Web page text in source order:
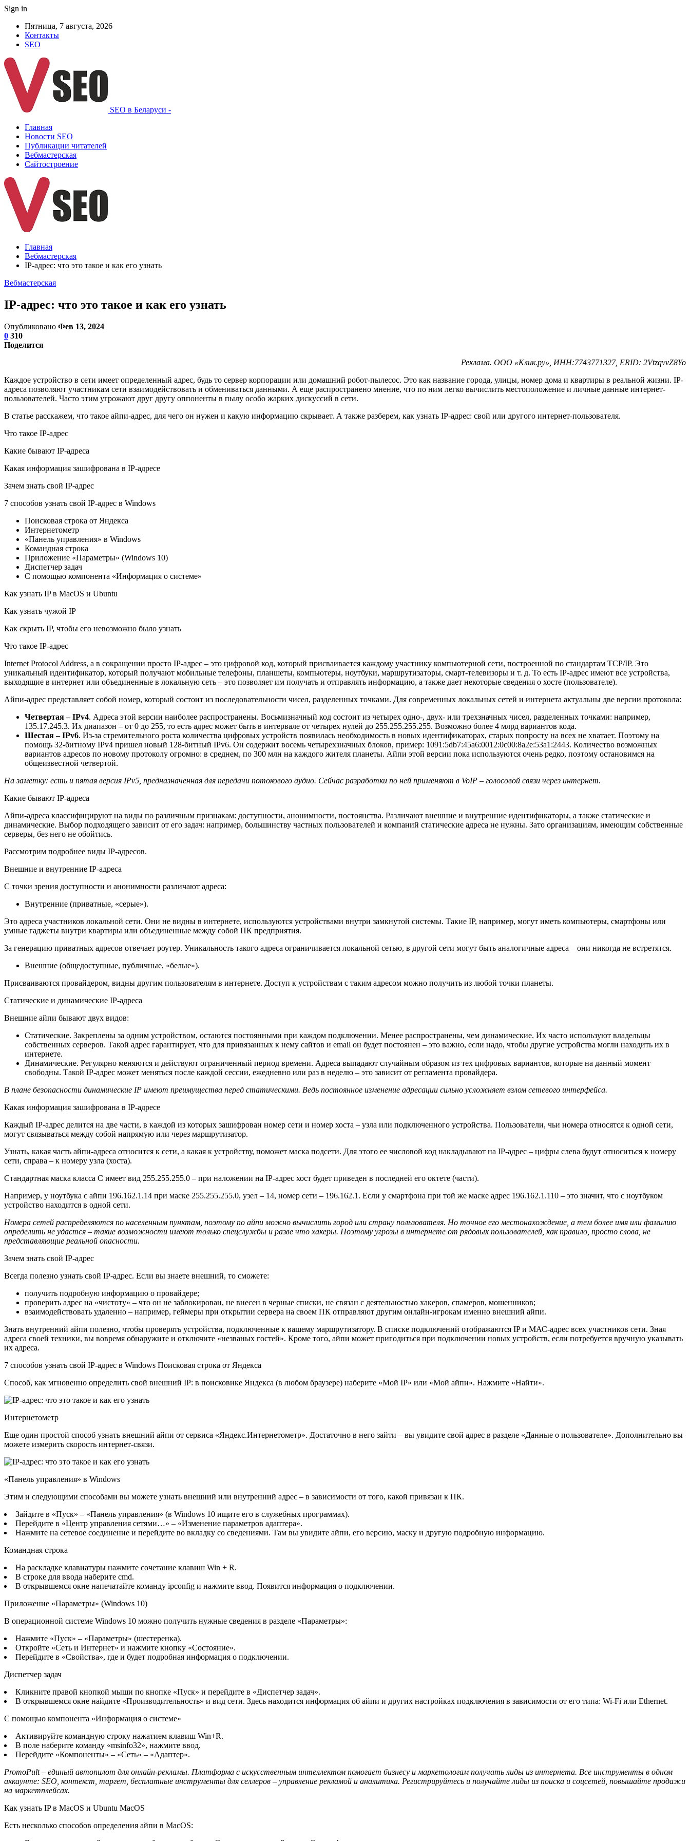
Sign in
Пятница, 7 августа, 2026
Контакты
SEO
SEO в Беларуси -
Главная
Новости SEO
Публикации читателей
Вебмастерская
Сайтостроение
Главная
Вебмастерская
IP-адрес: что это такое и как его узнать
Вебмастерская
IP-адрес: что это такое и как его узнать
Опубликовано Фев 13, 2024
0 310
Поделится
Реклама. ООО «Клик.ру», ИНН:7743771327, ERID: 2VtzqvvZ8Yo
Каждое устройство в сети имеет определенный адрес, будь то сервер корпорации или домашний робот-пылесос. Это как название города, улицы, номер дома и квартиры в реальной жизни. IP-
адреса позволяют участникам сети взаимодействовать и обмениваться данными. А еще распространено мнение, что по ним легко вычислить местоположение и личные данные интернет-
пользователей. Часто этим угрожают друг другу оппоненты в пылу особо жарких дискуссий в сети.
В статье расскажем, что такое айпи-адрес, для чего он нужен и какую информацию скрывает. А также разберем, как узнать IP-адрес: свой или другого интернет-пользователя.
Что такое IP-адрес
Какие бывают IP-адреса
Какая информация зашифрована в IP-адресе
Зачем знать свой IP-адрес
7 способов узнать свой IP-адрес в Windows
Поисковая строка от Яндекса
Интернетометр
«Панель управления» в Windows
Командная строка
Приложение «Параметры» (Windows 10)
Диспетчер задач
С помощью компонента «Информация о системе»
Как узнать IP в MacOS и Ubuntu
Как узнать чужой IP
Как скрыть IP, чтобы его невозможно было узнать
Что такое IP-адрес
Internet Protocol Address, а в сокращении просто IP-адрес – это цифровой код, который присваивается каждому участнику компьютерной сети, построенной по стандартам TCP/IP. Это
уникальный идентификатор, который получают мобильные телефоны, планшеты, компьютеры, ноутбуки, маршрутизаторы, смарт-телевизоры и т. д. То есть IP-адрес имеют все устройства,
выходящие в интернет или объединенные в локальную сеть – это позволяет им получать и отправлять информацию, а также дает некоторые сведения о хосте (пользователе).
Айпи-адрес представляет собой номер, который состоит из последовательности чисел, разделенных точками. Для современных локальных сетей и интернета актуальны две версии протокола:
Четвертая – IPv4. Адреса этой версии наиболее распространены. Восьмизначный код состоит из четырех одно-, двух- или трехзначных чисел, разделенных точками: например,
135.17.245.3. Их диапазон – от 0 до 255, то есть адрес может быть в интервале от четырех нулей до 255.255.255.255. Возможно более 4 млрд вариантов кода.
Шестая – IPv6. Из-за стремительного роста количества цифровых устройств появилась необходимость в новых идентификаторах, старых попросту на всех не хватает. Поэтому на
помощь 32-битному IPv4 пришел новый 128-битный IPv6. Он содержит восемь четырехзначных блоков, пример: 1091:5db7:45a6:0012:0c00:8a2e:53a1:2443. Количество возможных
вариантов адресов по новому протоколу огромно: в среднем, по 300 млн на каждого жителя планеты. Айпи этой версии пока используются очень редко, поэтому остановимся на
общеизвестной четвертой.
На заметку: есть и пятая версия IPv5, предназначенная для передачи потокового аудио. Сейчас разработки по ней применяют в VoIP – голосовой связи через интернет.
Какие бывают IP-адреса
Айпи-адреса классифицируют на виды по различным признакам: доступности, анонимности, постоянства. Различают внешние и внутренние идентификаторы, а также статические и
динамические. Выбор подходящего зависит от его задач: например, большинству частных пользователей и компаний статические адреса не нужны. Зато организациям, имеющим собственные
серверы, без него не обойтись.
Рассмотрим подробнее виды IP-адресов.
Внешние и внутренние IP-адреса
С точки зрения доступности и анонимности различают адреса:
Внутренние (приватные, «серые»).
Это адреса участников локальной сети. Они не видны в интернете, используются устройствами внутри замкнутой системы. Такие IP, например, могут иметь компьютеры, смартфоны или
умные гаджеты внутри квартиры или объединенные между собой ПК предприятия.
За генерацию приватных адресов отвечает роутер. Уникальность такого адреса ограничивается локальной сетью, в другой сети могут быть аналогичные адреса – они никогда не встретятся.
Внешние (общедоступные, публичные, «белые»).
Присваиваются провайдером, видны другим пользователям в интернете. Доступ к устройствам с таким адресом можно получить из любой точки планеты.
Статические и динамические IP-адреса
Внешние айпи бывают двух видов:
Статические. Закреплены за одним устройством, остаются постоянными при каждом подключении. Менее распространены, чем динамические. Их часто используют владельцы
собственных серверов. Такой адрес гарантирует, что для привязанных к нему сайтов и email он будет постоянен – это важно, если надо, чтобы другие устройства могли находить их в
интернете.
Динамические. Регулярно меняются и действуют ограниченный период времени. Адреса выпадают случайным образом из тех цифровых вариантов, которые на данный момент
свободны. Такой IP-адрес может меняться после каждой сессии, ежедневно или раз в неделю – это зависит от регламента провайдера.
В плане безопасности динамические IP имеют преимущества перед статическими. Ведь постоянное изменение адресации сильно усложняет взлом сетевого интерфейса.
Какая информация зашифрована в IP-адресе
Каждый IP-адрес делится на две части, в каждой из которых зашифрован номер сети и номер хоста – узла или подключенного устройства. Пользователи, чьи номера относятся к одной сети,
могут связываться между собой напрямую или через маршрутизатор.
Узнать, какая часть айпи-адреса относится к сети, а какая к устройству, поможет маска подсети. Для этого ее числовой код накладывают на IP-адрес – цифры слева будут относиться к номеру
сети, справа – к номеру узла (хоста).
Стандартная маска класса С имеет вид 255.255.255.0 – при наложении на IP-адрес хост будет приведен в последней его октете (части).
Например, у ноутбука с айпи 196.162.1.14 при маске 255.255.255.0, узел – 14, номер сети – 196.162.1. Если у смартфона при той же маске адрес 196.162.1.110 – это значит, что с ноутбуком
устройство находится в одной сети.
Номера сетей распределяются по населенным пунктам, поэтому по айпи можно вычислить город или страну пользователя. Но точное его местонахождение, а тем более имя или фамилию
определить не удастся – такие возможности имеют только спецслужбы и разве что хакеры. Поэтому угрозы в интернете от рядовых пользователей, как правило, просто слова, не
представляющие реальной опасности.
Зачем знать свой IP-адрес
Всегда полезно узнать свой IP-адрес. Если вы знаете внешний, то сможете:
получить подробную информацию о провайдере;
проверить адрес на «чистоту» – что он не заблокирован, не внесен в черные списки, не связан с деятельностью хакеров, спамеров, мошенников;
взаимодействовать удаленно – например, геймеры при открытии сервера на своем ПК отправляют другим онлайн-игрокам именно внешний айпи.
Знать внутренний айпи полезно, чтобы проверять устройства, подключенные к вашему маршрутизатору. В списке подключений отображаются IP и МАС-адрес всех участников сети. Зная
адреса своей техники, вы вовремя обнаружите и отключите «незваных гостей». Кроме того, айпи может пригодиться при подключении новых устройств, если потребуется вручную указывать
их адреса.
7 способов узнать свой IP-адрес в Windows Поисковая строка от Яндекса
Способ, как мгновенно определить свой внешний IP: в поисковике Яндекса (в любом браузере) наберите «Мой IP» или «Мой айпи». Нажмите «Найти».
Интернетометр
Еще один простой способ узнать внешний айпи от сервиса «Яндекс.Интернетометр». Достаточно в него зайти – вы увидите свой адрес в разделе «Данные о пользователе». Дополнительно вы
можете измерить скорость интернет-связи.
«Панель управления» в Windows
Этим и следующими способами вы можете узнать внешний или внутренний адрес – в зависимости от того, какой привязан к ПК.
Зайдите в «Пуск» – «Панель управления» (в Windows 10 ищите его в служебных программах).
Перейдите в «Центр управления сетями…» – «Изменение параметров адаптера».
Нажмите на сетевое соединение и перейдите во вкладку со сведениями. Там вы увидите айпи, его версию, маску и другую подробную информацию.
Командная строка
На раскладке клавиатуры нажмите сочетание клавиш Win + R.
В строке для ввода наберите cmd.
В открывшемся окне напечатайте команду ipconfig и нажмите ввод. Появится информация о подключении.
Приложение «Параметры» (Windows 10)
В операционной системе Windows 10 можно получить нужные сведения в разделе «Параметры»:
Нажмите «Пуск» – «Параметры» (шестеренка).
Откройте «Сеть и Интернет» и нажмите кнопку «Состояние».
Перейдите в «Свойства», где и будет подробная информация о подключении.
Диспетчер задач
Кликните правой кнопкой мыши по кнопке «Пуск» и перейдите в «Диспетчер задач».
В открывшемся окне найдите «Производительность» и вид сети. Здесь находится информация об айпи и других настройках подключения в зависимости от его типа: Wi-Fi или Ethernet.
С помощью компонента «Информация о системе»
Активируйте командную строку нажатием клавиш Win+R.
В поле наберите команду «msinfo32», нажмите ввод.
Перейдите «Компоненты» – «Сеть» – «Адаптер».
PromoPult – единый автопилот для онлайн-рекламы. Платформа с искусственным интеллектом помогает бизнесу и маркетологам получать лиды из интернета. Все инструменты в одном
аккаунте: SEO, контекст, таргет, бесплатные инструменты для селлеров – управление рекламой и аналитика. Регистрируйтесь и получайте лиды из поиска и соцсетей, повышайте продажи
на маркетплейсах.
Как узнать IP в MacOS и Ubuntu MacOS
Есть несколько способов определения айпи в MacOS: